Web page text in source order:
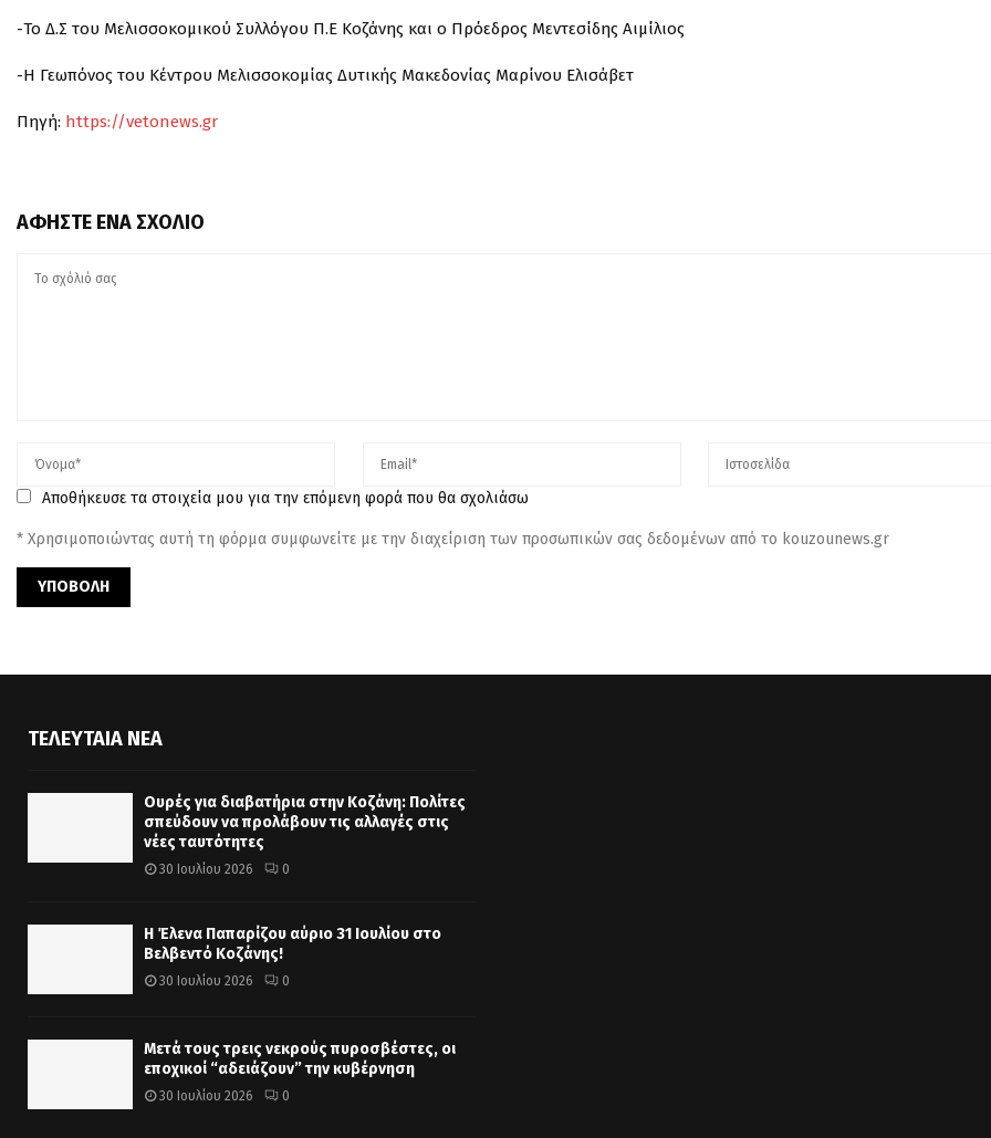
-Το Δ.Σ του Μελισσοκομικού Συλλόγου Π.Ε Κοζάνης και ο Πρόεδρος Μεντεσίδης Αιμίλιος
-Η Γεωπόνος του Κέντρου Μελισσοκομίας Δυτικής Μακεδονίας Μαρίνου Ελισάβετ
Πηγή: https://vetonews.gr
ΑΦΉΣΤΕ ΈΝΑ ΣΧΌΛΙΟ
Αποθήκευσε τα στοιχεία μου για την επόμενη φορά που θα σχολιάσω
* Χρησιμοποιώντας αυτή τη φόρμα συμφωνείτε με την διαχείριση των προσωπικών σας δεδομένων από το kouzounews.gr
ΤΕΛΕΥΤΑΊΑ ΝΈΑ
Ουρές για διαβατήρια στην Κοζάνη: Πολίτες
σπεύδουν να προλάβουν τις αλλαγές στις
νέες ταυτότητες
30 Ιουλίου 2026 0
Η Έλενα Παπαρίζου αύριο 31 Ιουλίου στο
Βελβεντό Κοζάνης!
30 Ιουλίου 2026 0
Μετά τους τρεις νεκρούς πυροσβέστες, οι
εποχικοί “αδειάζουν” την κυβέρνηση
30 Ιουλίου 2026 0